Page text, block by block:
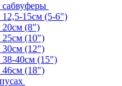
15см (5-6")
(8")
(10")
(12")
40см (15")
(18")